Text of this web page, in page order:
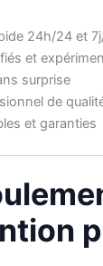
24h/24 et
et
surprise
de
et garanties